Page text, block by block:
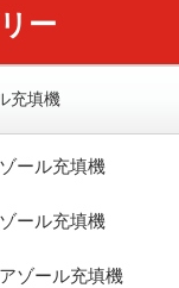
ー
充填機
ール充填機
ール充填機
ゾール充填機